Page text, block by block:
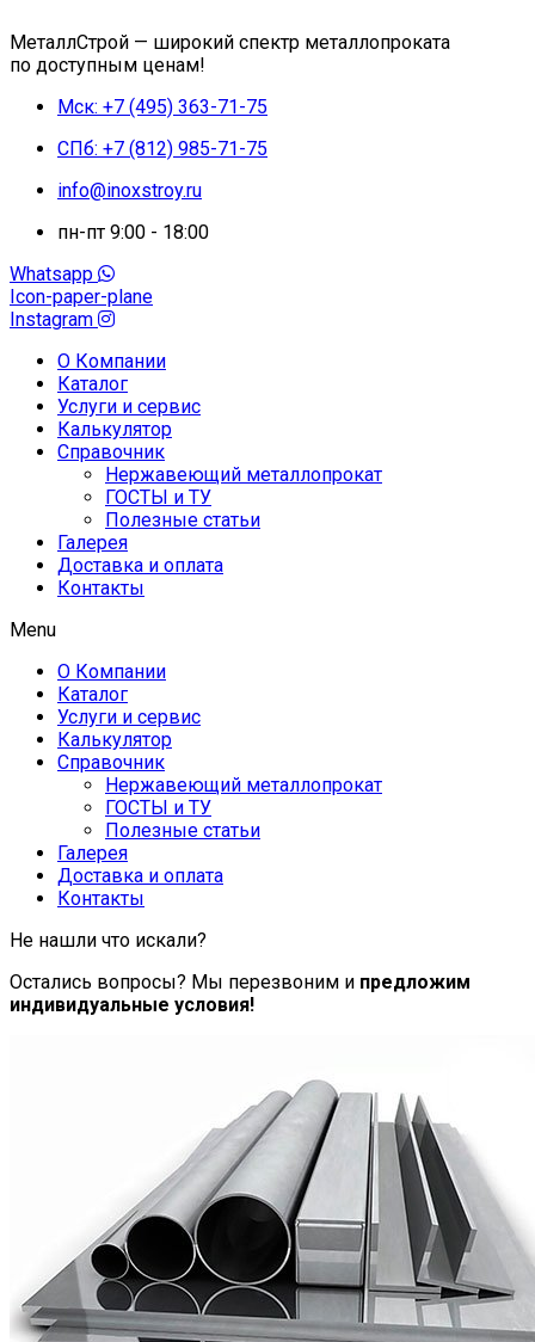
МеталлСтрой — широкий спектр металлопроката
по доступным ценам!
Мск: +7 (495) 363-71-75
СПб: +7 (812) 985-71-75
info@inoxstroy.ru
пн-пт 9:00 - 18:00
Whatsapp
Icon-paper-plane
Instagram
О Компании
Каталог
Услуги и сервис
Калькулятор
Справочник
Нержавеющий металлопрокат
ГОСТЫ и ТУ
Полезные статьи
Галерея
Доставка и оплата
Контакты
Menu
О Компании
Каталог
Услуги и сервис
Калькулятор
Справочник
Нержавеющий металлопрокат
ГОСТЫ и ТУ
Полезные статьи
Галерея
Доставка и оплата
Контакты
Не нашли что искали?
Остались вопросы? Мы перезвоним и предложим
индивидуальные условия!